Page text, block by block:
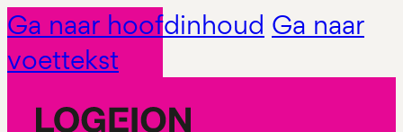
Ga naar hoofdinhoud Ga naar
voettekst